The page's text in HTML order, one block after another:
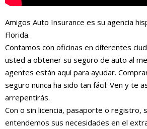
Amigos Auto Insurance es su agencia
Florida.
Contamos con oficinas en diferentes
usted a obtener su seguro de auto al
agentes están aquí para ayudar.
seguro nunca ha sido tan fácil. Ven y te
arrepentirás.
Con o sin licencia, pasaporte o registro,
entendemos sus necesidades en el